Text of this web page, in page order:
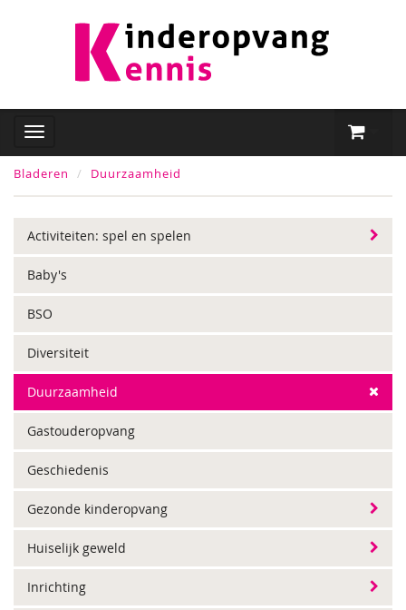
Bladeren Duurzaamheid
Activiteiten: spel en spelen
Baby's
BSO
Diversiteit
Duurzaamheid
Gastouderopvang
Geschiedenis
Gezonde kinderopvang
Huiselijk geweld
Inrichting